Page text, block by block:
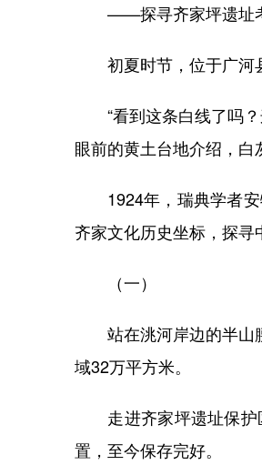
——探寻齐家坪遗址
初夏时节，位于广河
“看到这条白线了吗？
眼前的黄土台地介绍，
1924年，瑞典学者安
齐家文化历史坐标，探寻
（一）
站在洮河岸边的半山
域32万平方米。
走进齐家坪遗址保护
置，至今保存完好。